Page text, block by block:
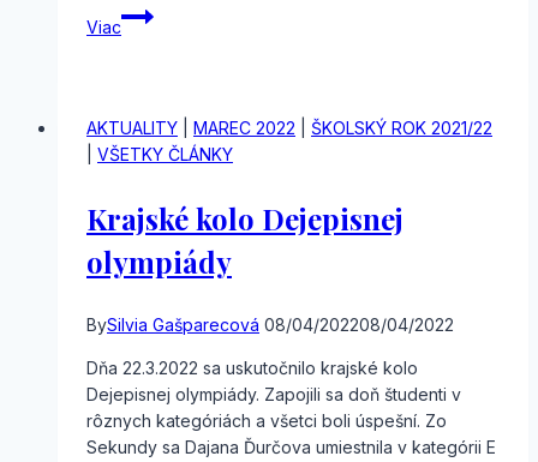
Viac
EXKURZIA
DO
AKTUALITY
MAREC 2022
ŠKOLSKÝ ROK 2021/22
VŠETKY ČLÁNKY
Krajské kolo Dejepisnej
olympiády
BySilvia Gašparecová 08/04/202208/04/2022
Dňa 22.3.2022 sa uskutočnilo krajské kolo
Dejepisnej olympiády. Zapojili sa doň študenti v
rôznych kategóriách a všetci boli úspešní. Zo
Sekundy sa Dajana Ďurčova umiestnila v kategórii E